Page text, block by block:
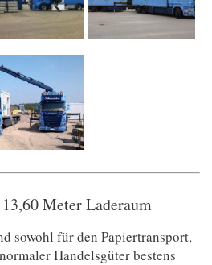
Meter Laderaum
sowohl für den Papiertransport,
Handelsgüter bestens